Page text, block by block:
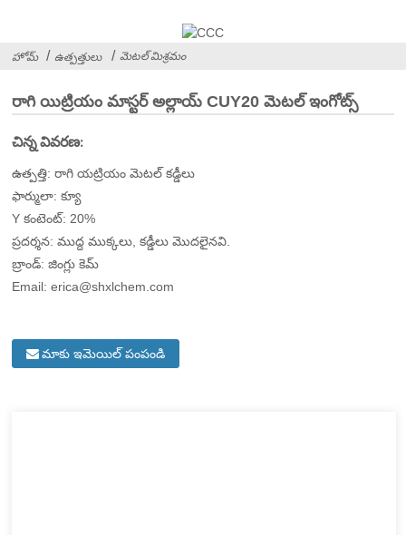
హోమ్ ఉత్పత్తులు మెటల్ మిశ్రమం
రాగి యిట్రియం మాస్టర్ అల్లాయ్ CUY20 మెటల్ ఇంగోట్స్
చిన్న వివరణ:
ఉత్పత్తి: రాగి యట్రియం మెటల్ కడ్డీలు
ఫార్ములా: క్యూ
Y కంటెంట్: 20%
ప్రదర్శన: ముద్ద ముక్కలు, కడ్డీలు మొదలైనవి.
బ్రాండ్: జింగ్లు కెమ్
Email: erica@shxlchem.com
మాకు ఇమెయిల్ పంపండి